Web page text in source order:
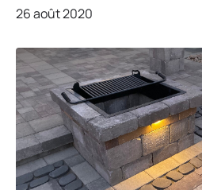
26 août 2020